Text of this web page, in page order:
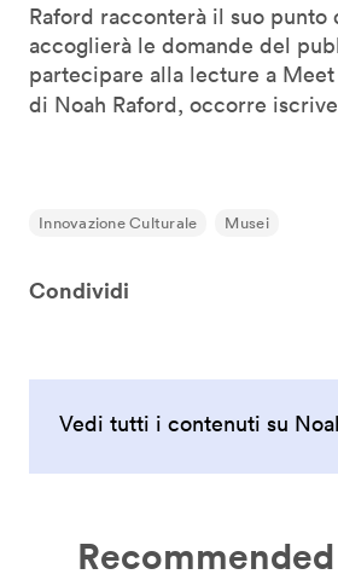
Raford racconterà il suo punto
accoglierà le domande del
partecipare alla lecture a
di Noah Raford, occorre
Innovazione Culturale Musei
Condividi
Vedi tutti i contenuti su